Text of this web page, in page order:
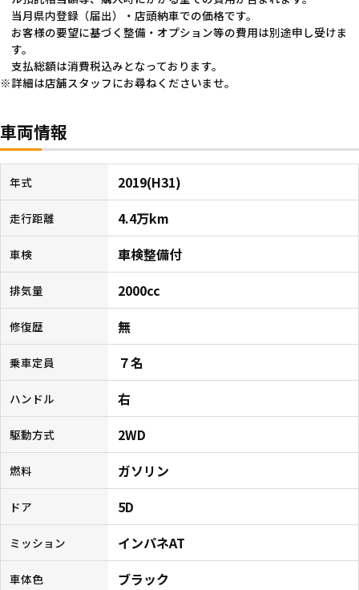
当月県内登録（届出）・店頭納車での価格です。
お客様の要望に基づく整備・オプション等の費用は別途申し受けま
す。
支払総額は消費税込みとなっております。
詳細は店舗スタッフにお尋ねくださいませ。
車両情報
年式 2019(H31)
走行距離 4.4万km
車検 車検整備付
排気量 2000cc
修復歴 無
乗車定員 ７名
ハンドル 右
駆動方式 2WD
燃料 ガソリン
ドア 5D
ミッション インパネAT
車体色 ブラック